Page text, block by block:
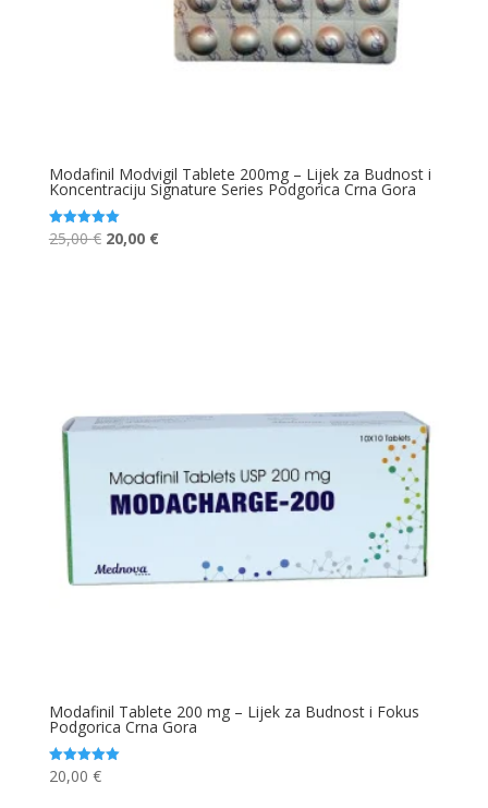
Modafinil Modvigil Tablete 200mg – Lijek za Budnost i
Koncentraciju Signature Series Podgorica Crna Gora
Ocjenjeno
5.00
25,00€ Original
20,00 €Current
Modafinil Tablete 200 mg – Lijek za Budnost i Fokus
Podgorica Crna Gora
Ocjenjeno
5.00
20,00 €